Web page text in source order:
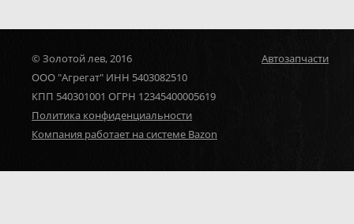
© Золотой лев, 2016
ООО "Агрегат" ИНН 5403082510
КПП 540301001 ОГРН 12345400005619
Политика конфиденциальности
Компания работает на системе Bazon
Автозапчасти